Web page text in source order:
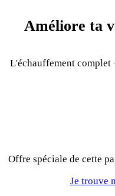
Améliore ta
L'échauffement complet
Offre spéciale de cette
Je trouve